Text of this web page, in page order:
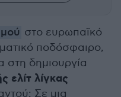
στο ευρωπαϊκό
ποδόσφαιρο,
στη δημιουργία
ελίτ λίγκας
Σε μια